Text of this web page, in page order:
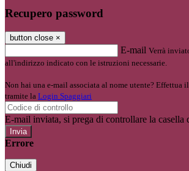
Recupero password
button close ×
E-mail Verrà
all'indirizzo indicato con le istruzioni necessarie.
Non hai una e-mail associata al nome utente? Effettua
tramite la Login Spaggiari
E-mail inviata, si prega di controllare la casella
Errore
Chiudi